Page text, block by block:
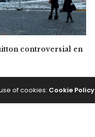
controversial en
of cookies: Cookie Policy